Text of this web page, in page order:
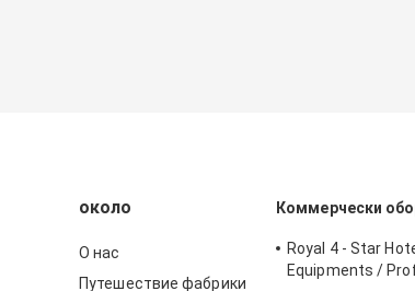
около
О нас
Путешествие фабрики
Коммерчески
Royal 4 - Star
Equipments /